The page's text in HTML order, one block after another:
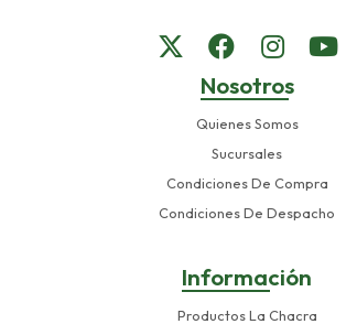
Nosotros
Quienes Somos
Sucursales
Condiciones De Compra
Condiciones De Despacho
Información
Productos La Chacra